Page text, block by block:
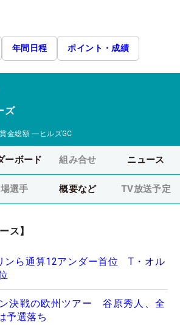
年間日程 ポイント・成績
ズ
賞金総額 ― ヒルズGC
ーボード 組み合せ ニュース
選手 概要など TV放送予定
ス】
ンら通算12アンダー首位 T・オル
決戦の欧州ツアー 谷原秀人、全
予選落ち